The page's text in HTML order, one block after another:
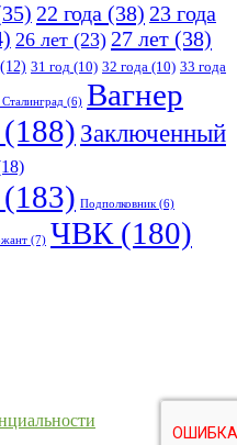
22 года (38) 23 года
26 лет (23) 27 лет (38)
(12) 31 год (10) 32 года (10) 33 года
(6) Вагнер
(188) Заключенный
(183) Подполковник(6)
(7) ЧВК(180)